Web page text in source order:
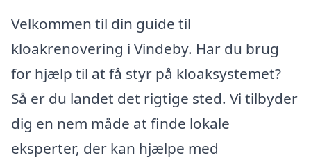
Velkommen til din guide til
kloakrenovering i Vindeby. Har du brug
for hjælp til at få styr på kloaksystemet?
Så er du landet det rigtige sted. Vi tilbyder
dig en nem måde at finde lokale
eksperter, der kan hjælpe med